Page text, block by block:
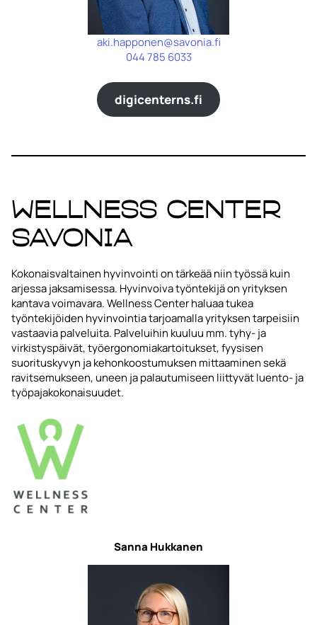
aki.happonen@savonia.fi
044 785 6033
digicenterns.fi
Wellness Center
Savonia
Kokonaisvaltainen hyvinvointi on tärkeää niin työssä kuin
arjessa jaksamisessa. Hyvinvoiva työntekijä on yrityksen
kantava voimavara. Wellness Center haluaa tukea
työntekijöiden hyvinvointia tarjoamalla yrityksen tarpeisiin
vastaavia palveluita. Palveluihin kuuluu mm. tyhy- ja
virkistyspäivät, työergonomiakartoitukset, fyysisen
suorituskyvyn ja kehonkoostumuksen mittaaminen sekä
ravitsemukseen, uneen ja palautumiseen liittyvät luento- ja
työpajakokonaisuudet.
Sanna Hukkanen